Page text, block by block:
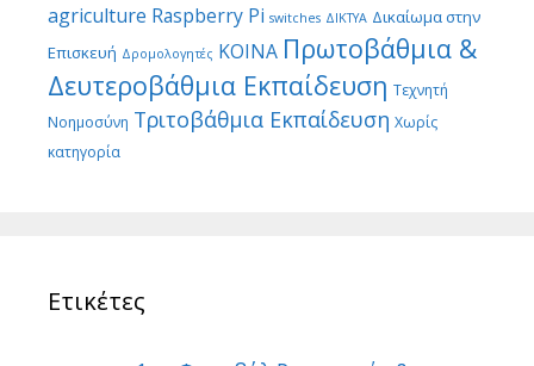
agriculture Raspberry Pi switches ΔΙΚΤΥΑ Δικαίωμα στην
Επισκευή Δρομολογητές ΚΟΙΝΑ Πρωτοβάθμια &
Δευτεροβάθμια Εκπαίδευση Τεχνητή
Νοημοσύνη Τριτοβάθμια Εκπαίδευση Χωρίς
κατηγορία
Ετικέτες